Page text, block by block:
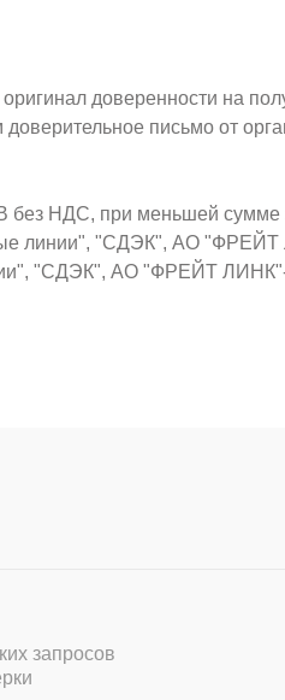
доверенности на
письмо от
без НДС, при меньшей
линии", "СДЭК", АО
"СДЭК", АО "ФРЕЙТ
запросов